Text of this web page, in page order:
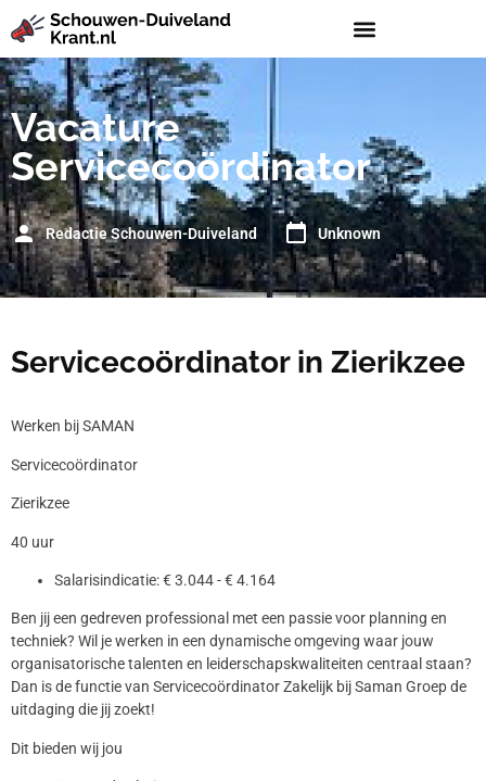
Vacature
Servicecoördinator
Redactie Schouwen-Duiveland Unknown
Servicecoördinator in Zierikzee
Werken bij SAMAN
Servicecoördinator
Zierikzee
40 uur
Salarisindicatie: € 3.044 - € 4.164
Ben jij een gedreven professional met een passie voor planning en
techniek? Wil je werken in een dynamische omgeving waar jouw
organisatorische talenten en leiderschapskwaliteiten centraal staan?
Dan is de functie van Servicecoördinator Zakelijk bij Saman Groep de
uitdaging die jij zoekt!
Dit bieden wij jou